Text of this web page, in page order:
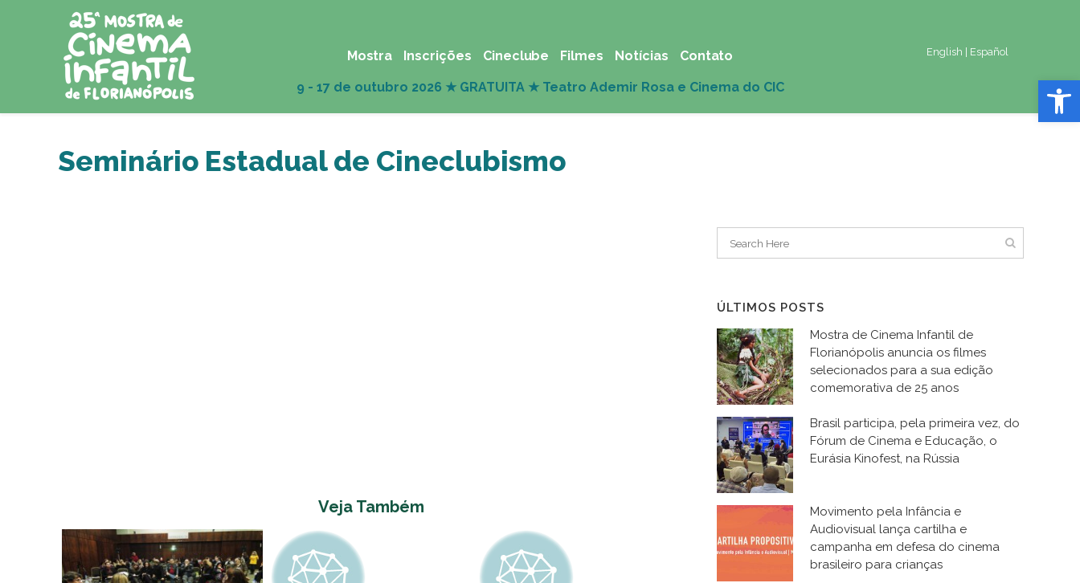
Abrir
English Español
Mostra Inscrições Cineclube Filmes Notícias Contato
Seminário Estadual de Cineclubismo
Veja Também
ÚLTIMOS POSTS
Mostra de Cinema Infantil de
Florianópolis anuncia os filmes
selecionados para a sua edição
comemorativa de 25 anos
Brasil participa, pela primeira vez, do
Fórum de Cinema e Educação, o
Eurásia Kinofest, na Rússia
Movimento pela Infância e
Audiovisual lança cartilha e
campanha em defesa do cinema
brasileiro para crianças